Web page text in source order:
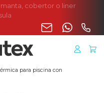
cobertor o liner
para piscina con